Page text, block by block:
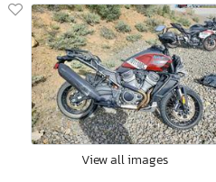
View all images